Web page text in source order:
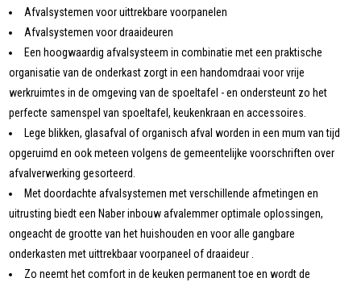
Afvalsystemen voor uittrekbare voorpanelen
Afvalsystemen voor draaideuren
Een hoogwaardig afvalsysteem in combinatie met een praktische
organisatie van de onderkast zorgt in een handomdraai voor vrije
werkruimtes in de omgeving van de spoeltafel - en ondersteunt zo het
perfecte samenspel van spoeltafel, keukenkraan en accessoires.
Lege blikken, glasafval of organisch afval worden in een mum van tijd
opgeruimd en ook meteen volgens de gemeentelijke voorschriften over
afvalverwerking gesorteerd.
Met doordachte afvalsystemen met verschillende afmetingen en
uitrusting biedt een Naber inbouw afvalemmer optimale oplossingen,
ongeacht de grootte van het huishouden en voor alle gangbare
onderkasten met uittrekbaar voorpaneel of draaideur .
Zo neemt het comfort in de keuken permanent toe en wordt de